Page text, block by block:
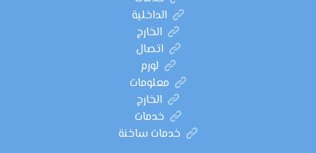
الداخلية
الخارج
اتصال
لورم
معلومات
الخارج
خدمات
خدمات ساخنة